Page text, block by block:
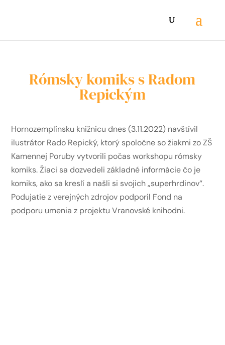
Rómsky komiks s Radom
Repickým
Hornozemplínsku knižnicu dnes (3.11.2022) navštívil
ilustrátor Rado Repický, ktorý spoločne so žiakmi zo ZŠ
Kamennej Poruby vytvorili počas workshopu rómsky
komiks. Žiaci sa dozvedeli základné informácie čo je
komiks, ako sa kreslí a našli si svojich „superhrdinov“.
Podujatie z verejných zdrojov podporil Fond na
podporu umenia z projektu Vranovské knihodni.